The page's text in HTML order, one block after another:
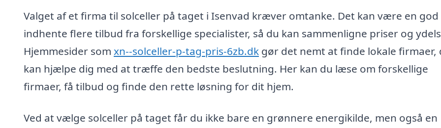
Valget af et firma til solceller på taget i Isenvad kræver omtanke. Det kan være en god
indhente flere tilbud fra forskellige specialister, så du kan sammenligne priser og
Hjemmesider som xn--solceller-p-tag-pris-6zb.dk gør det nemt at finde lokale firmaer,
kan hjælpe dig med at træffe den bedste beslutning. Her kan du læse om forskellige
firmaer, få tilbud og finde den rette løsning for dit hjem.
Ved at vælge solceller på taget får du ikke bare en grønnere energikilde, men også en